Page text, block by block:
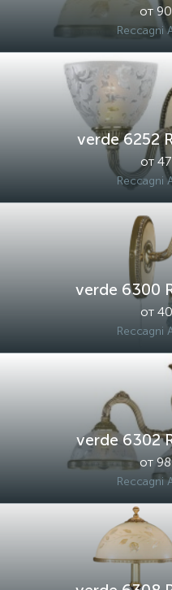
от
Reccagni
verde 6252
от
Reccagni
verde 6300
от
Reccagni
verde 6302
от
Reccagni